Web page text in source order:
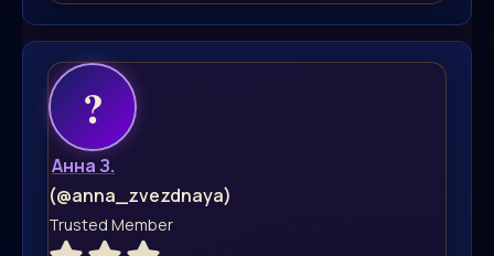
Анна З.
(@anna_zvezdnaya)
Trusted Member